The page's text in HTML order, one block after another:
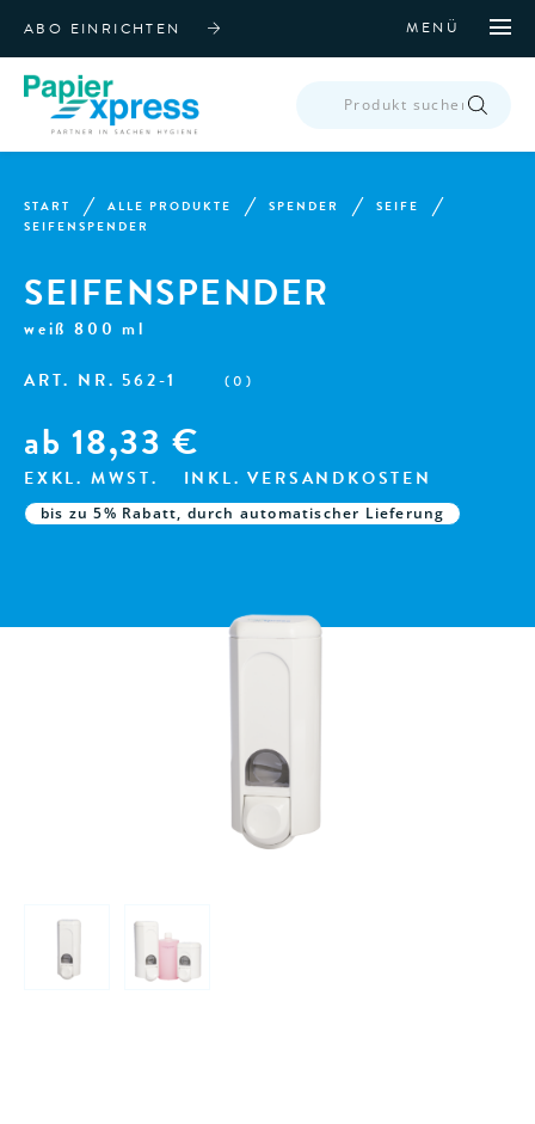
ABO EINRICHTEN MENÜ
SEARCH
START ALLE PRODUKTE SPENDER
SEIFE
SEIFENSPENDER
SEIFENSPENDER
weiß 800 ml
ART. NR. 562-1 (0 )
ab 18,33 €
EXKL. MWST. INKL. VERSANDKOSTEN
bis zu 5% Rabatt, durch automatischer Lieferung